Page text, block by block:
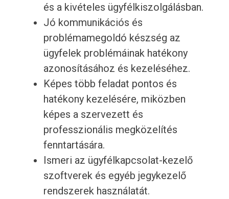
és a kivételes ügyfélkiszolgálásban.
Jó kommunikációs és
problémamegoldó készség az
ügyfelek problémáinak hatékony
azonosításához és kezeléséhez.
Képes több feladat pontos és
hatékony kezelésére, miközben
képes a szervezett és
professzionális megközelítés
fenntartására.
Ismeri az ügyfélkapcsolat-kezelő
szoftverek és egyéb jegykezelő
rendszerek használatát.